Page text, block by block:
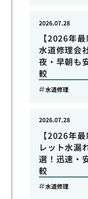
【2026年
水道修理会
夜・早朝も
較
2026.07.28
水道修理
【2026年
レット水漏
選！迅速・
較
2026.07.28
水道修理